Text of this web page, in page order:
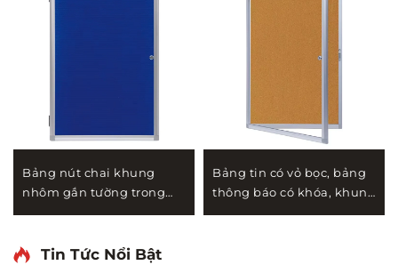
Bảng nút chai khung
nhôm gắn tường trong
khóa dùng để trưng bày
Bảng tin có vỏ bọc, bảng
thông báo có khóa, khung
Tin Tức Nổi Bật